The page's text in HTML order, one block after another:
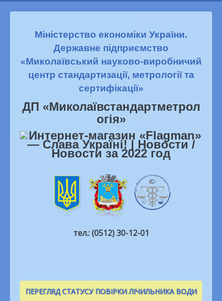
Міністерство економіки України.
Державне підприємство
«Миколаївський науково-виробничий
центр стандартизації, метрології та
сертифікації»
ДП «Миколаївстандартметрол
огiя»
тел.: (0512) 30-12-01
ПЕРЕГЛЯД СТАТУСУ ПОВІРКИ ЛІЧИЛЬНИКА ВОДИ